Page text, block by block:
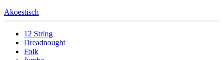
Akoestisch
12 String
Dreadnought
Folk